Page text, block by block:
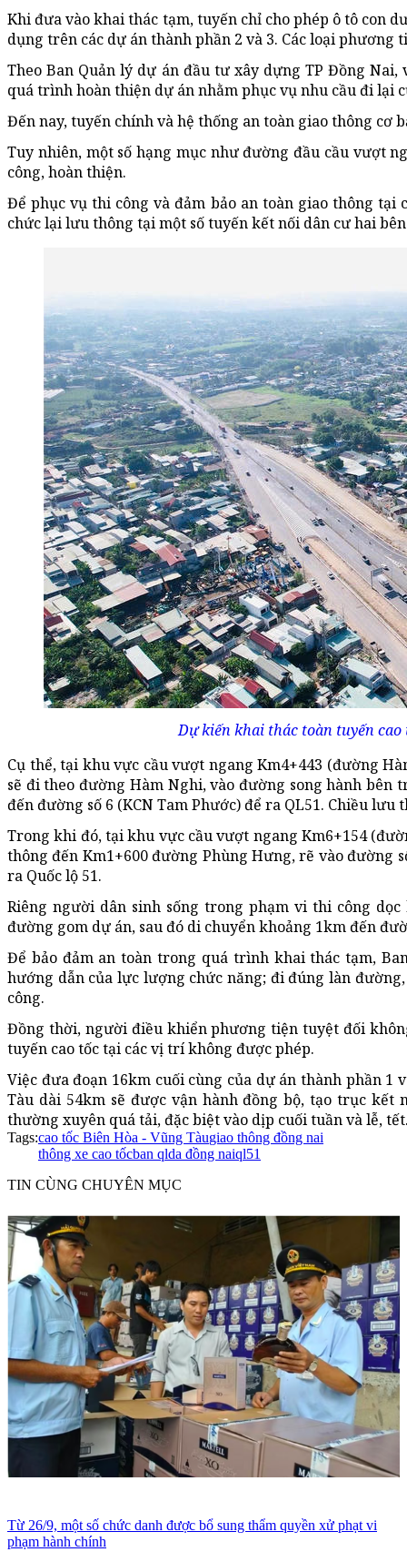
Khi đưa vào khai thác tạm, tuyến chỉ cho phép ô tô con
dụng trên các dự án thành phần 2 và 3. Các loại
Theo Ban Quản lý dự án đầu tư xây dựng TP Đồng
quá trình hoàn thiện dự án nhằm phục vụ nhu cầu đi lại
Đến nay, tuyến chính và hệ thống an toàn giao thông cơ
Tuy nhiên, một số hạng mục như đường đầu cầu vượt
công, hoàn thiện.
Để phục vụ thi công và đảm bảo an toàn giao thông
chức lại lưu thông tại một số tuyến kết nối dân cư hai bên
Dự kiến khai thác toàn tuyến cao
Cụ thể, tại khu vực cầu vượt ngang Km4+443 (đường
sẽ đi theo đường Hàm Nghi, vào đường song hành
đến đường số 6 (KCN Tam Phước) để ra QL51. Chiều
Trong khi đó, tại khu vực cầu vượt ngang Km6+154
thông đến Km1+600 đường Phùng Hưng, rẽ vào đường
ra Quốc lộ 51.
Riêng người dân sinh sống trong phạm vi thi công
đường gom dự án, sau đó di chuyển khoảng 1km đến
Để bảo đảm an toàn trong quá trình khai thác tạm,
hướng dẫn của lực lượng chức năng; đi đúng làn
công.
Đồng thời, người điều khiển phương tiện tuyệt đối
tuyến cao tốc tại các vị trí không được phép.
Việc đưa đoạn 16km cuối cùng của dự án thành phần 1
Tàu dài 54km sẽ được vận hành đồng bộ, tạo trục kết
thường xuyên quá tải, đặc biệt vào dịp cuối tuần và lễ,
Tags:cao tốc Biên Hòa - Vũng Tàugiao thông đồng nai
thông xe cao tốcban qlda đồng naiql51
TIN CÙNG CHUYÊN MỤC
Từ 26/9, một số chức danh được bổ sung thẩm quyền xử phạt vi
phạm hành chính